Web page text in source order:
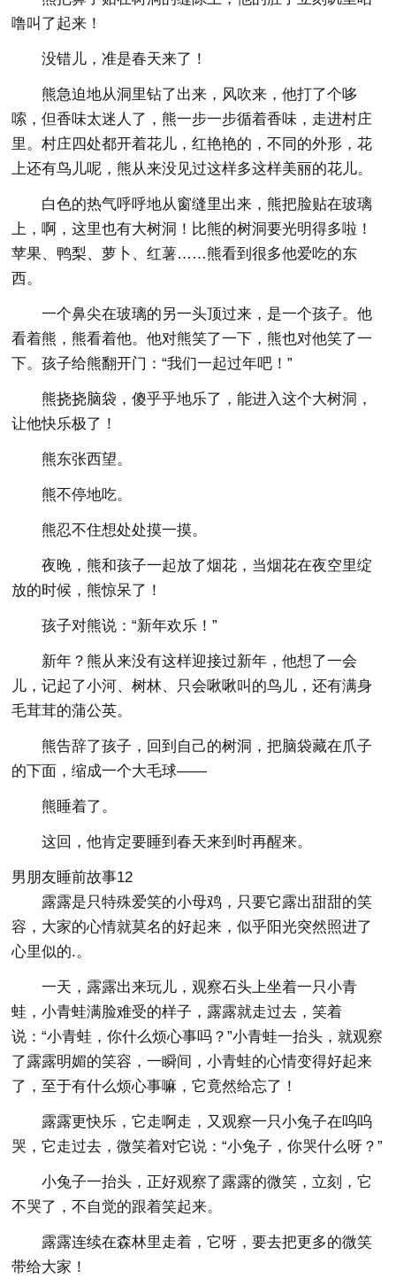
噜叫了起来！
没错儿，准是春天来了！
熊急迫地从洞里钻了出来，风吹来，他打了个哆
嗦，但香味太迷人了，熊一步一步循着香味，走进村庄
里。村庄四处都开着花儿，红艳艳的，不同的外形，花
上还有鸟儿呢，熊从来没见过这样多这样美丽的花儿。
白色的热气呼呼地从窗缝里出来，熊把脸贴在玻璃
上，啊，这里也有大树洞！比熊的树洞要光明得多啦！
苹果、鸭梨、萝卜、红薯……熊看到很多他爱吃的东
西。
一个鼻尖在玻璃的另一头顶过来，是一个孩子。他
看着熊，熊看着他。他对熊笑了一下，熊也对他笑了一
下。孩子给熊翻开门：“我们一起过年吧！”
熊挠挠脑袋，傻乎乎地乐了，能进入这个大树洞，
让他快乐极了！
熊东张西望。
熊不停地吃。
熊忍不住想处处摸一摸。
夜晚，熊和孩子一起放了烟花，当烟花在夜空里绽
放的时候，熊惊呆了！
孩子对熊说：“新年欢乐！”
新年？熊从来没有这样迎接过新年，他想了一会
儿，记起了小河、树林、只会啾啾叫的鸟儿，还有满身
毛茸茸的蒲公英。
熊告辞了孩子，回到自己的树洞，把脑袋藏在爪子
的下面，缩成一个大毛球——
熊睡着了。
这回，他肯定要睡到春天来到时再醒来。
男朋友睡前故事12
露露是只特殊爱笑的小母鸡，只要它露出甜甜的笑
容，大家的心情就莫名的好起来，似乎阳光突然照进了
心里似的.。
一天，露露出来玩儿，观察石头上坐着一只小青
蛙，小青蛙满脸难受的样子，露露就走过去，笑着
说：“小青蛙，你什么烦心事吗？”小青蛙一抬头，就观察
了露露明媚的笑容，一瞬间，小青蛙的心情变得好起来
了，至于有什么烦心事嘛，它竟然给忘了！
露露更快乐，它走啊走，又观察一只小兔子在呜呜
哭，它走过去，微笑着对它说：“小兔子，你哭什么呀？”
小兔子一抬头，正好观察了露露的微笑，立刻，它
不哭了，不自觉的跟着笑起来。
露露连续在森林里走着，它呀，要去把更多的微笑
带给大家！